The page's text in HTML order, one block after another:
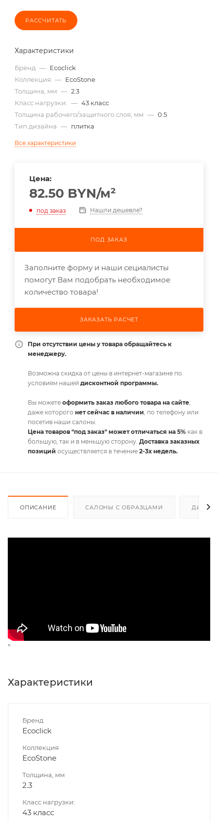
РАССЧИТАТЬ
Характеристики
Бренд — Ecoclick
Коллекция — EcoStone
Толщина, мм — 2.3
Класс нагрузки: — 43 класс
Толщина рабочего/защитного слоя, мм — 0.5
Тип дизайна — плитка
Все характеристики
Цена:
82.50 BYN/м²
под заказ Нашли дешевле?
ПОД ЗАКАЗ
Заполните форму и наши сециалисты
помогут Вам подобрать необходимое
количество товара!
ЗАКАЗАТЬ РАСЧЕТ
При отсутствии цены у товара обращайтесь к
менеджеру.
Возможна скидка от цены в интернет-магазине по
условиям нашей дисконтной программы.
Вы можете оформить заказ любого товара на сайте,
даже которого нет сейчас в наличии, по телефону или
посетив наши салоны.
Цена товаров "под заказ" может отличаться на 5% как в
большую, так и в меньшую сторону. Доставка заказных
позиций осуществляется в течение 2-3х недель.
ОПИСАНИЕ САЛОНЫ С ОБРАЗЦАМИ
"
Характеристики
Бренд
Ecoclick
Коллекция
EcoStone
Толщина, мм
2.3
Класс нагрузки:
43 класс